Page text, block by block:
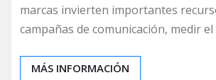
marcas invierten importantes
campañas de comunicación, medir
MÁS INFORMACIÓN